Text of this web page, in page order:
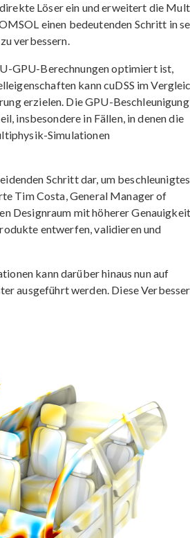
Löser ein und erweitert die
einen bedeutenden Schritt in
verbessern.
GPU-Berechnungen optimiert ist,
kann cuDSS im
erzielen. Die GPU-
insbesondere in Fällen, in denen die
Simulationen
Schritt dar, um beschleunigtes
Tim Costa, General Manager of
Designraum mit höherer
entwerfen, validieren und
kann darüber hinaus nun auf
ausgeführt werden. Diese